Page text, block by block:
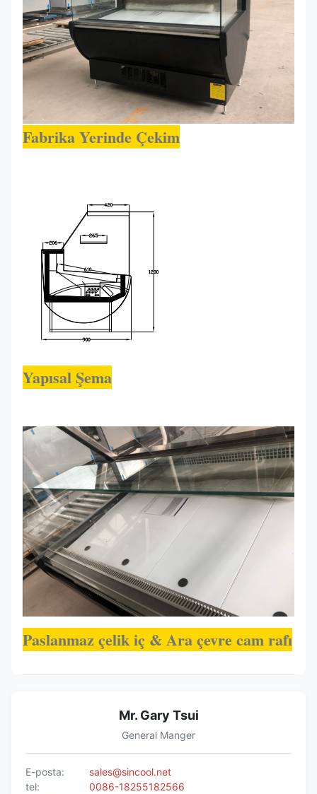
Fabrika Yerinde Çekim
Yapısal Şema
Paslanmaz çelik iç & Ara çevre cam rafı
Mr. Gary Tsui
General Manger
E-posta:
sales@sincool.net
tel:
0086-18255182566